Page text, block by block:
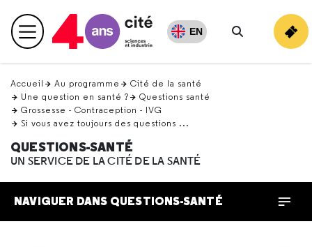
en
haut Menu principal EN
Rechercher
Accueil Au programme
Cité de la santé
Une question en santé ?
Questions santé
Grossesse - Contraception - IVG
Si vous avez toujours des questions ...
QUESTIONS-SANTÉ
UN SERVICE DE LA CITÉ DE LA SANTÉ
NAVIGUER DANS QUESTIONS-SANTÉ